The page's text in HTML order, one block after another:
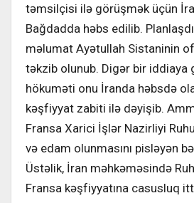
təmsilçisi ilə görüşmək üçün
Bağdadda həbs edilib.
məlumat Ayətullah Sistaninin
təkzib olunub. Digər bir iddiaya
hökuməti onu İranda həbsdə
kəşfiyyat zabiti ilə dəyişib.
Fransa Xarici İşlər Nazirliyi
və edam olunmasını pisləyən
Üstəlik, İran məhkəməsində
Fransa kəşfiyyatına casusluq